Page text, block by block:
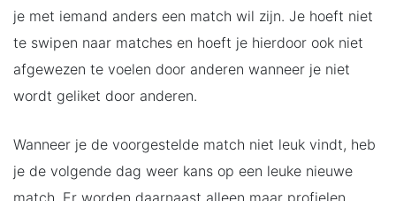
je met iemand anders een match wil zijn. Je hoeft niet
te swipen naar matches en hoeft je hierdoor ook niet
afgewezen te voelen door anderen wanneer je niet
wordt geliket door anderen.
Wanneer je de voorgestelde match niet leuk vindt, heb
je de volgende dag weer kans op een leuke nieuwe
match. Er worden daarnaast alleen maar profielen